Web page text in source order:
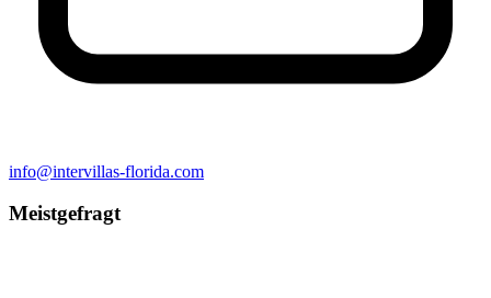
info@intervillas-florida.com
Meistgefragt